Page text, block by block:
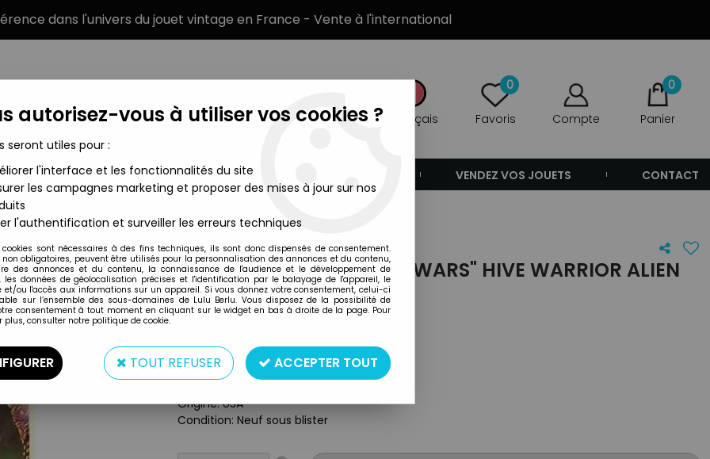
dans l'univers du jouet vintage en France - Vente à l'international
Français
0
Favoris Compte
0
Panier
MARQUES TYPE DE PRODUIT VENDEZ VOS JOUETS CONTACT
Alien
Kenner
ALIENS - KENNER - "HIVE WARS" HIVE WARRIOR ALIEN
REF3358
Taille: 10 cm
Matière: Plastique
Origine: USA
Condition: Neuf sous blister
autorisez-vous à utiliser vos cookies ?
seront utiles pour :
l'interface et les fonctionnalités du site
les campagnes marketing et proposer des mises à jour sur nos
l'authentification et surveiller les erreurs techniques
cookies sont nécessaires à des fins techniques, ils sont donc dispensés de consentement.
non obligatoires, peuvent être utilisés pour la personnalisation des annonces et du contenu,
des annonces et du contenu, la connaissance de l'audience et le développement de
les données de géolocalisation précises et l'identification par le balayage de l'appareil, le
et/ou l'accès aux informations sur un appareil. Si vous donnez votre consentement, celui-ci
sur l’ensemble des sous-domaines de Lulu Berlu. Vous disposez de la possibilité de
consentement à tout moment en cliquant sur le widget en bas à droite de la page. Pour
plus, consulter notre politique de cookie.
TOUT REFUSER ACCEPTER TOUT